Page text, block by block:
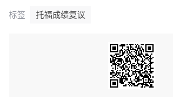
标签 托福成绩复议